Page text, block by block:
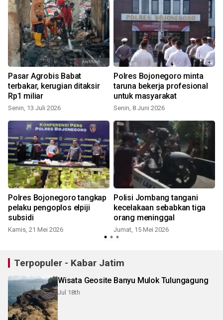
Pasar Agrobis Babat
terbakar, kerugian ditaksir
Rp1 miliar
Senin, 13 Juli 2026
Polres Bojonegoro minta
taruna bekerja profesional
untuk masyarakat
Senin, 8 Juni 2026
Polres Bojonegoro tangkap
pelaku pengoplos elpiji
subsidi
Kamis, 21 Mei 2026
Polisi Jombang tangani
kecelakaan sebabkan tiga
orang meninggal
Jumat, 15 Mei 2026
Terpopuler - Kabar Jatim
Wisata Geosite Banyu Mulok Tulungagung
Jul 18th